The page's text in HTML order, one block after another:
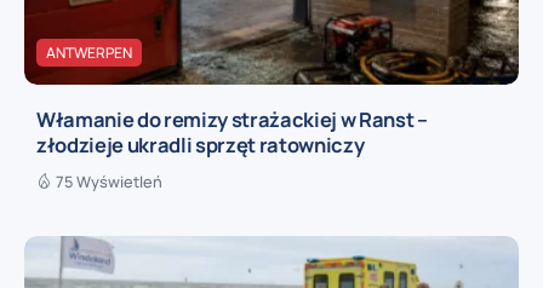
ANTWERPEN
Włamanie do remizy strażackiej w Ranst –
złodzieje ukradli sprzęt ratowniczy
75 Wyświetleń